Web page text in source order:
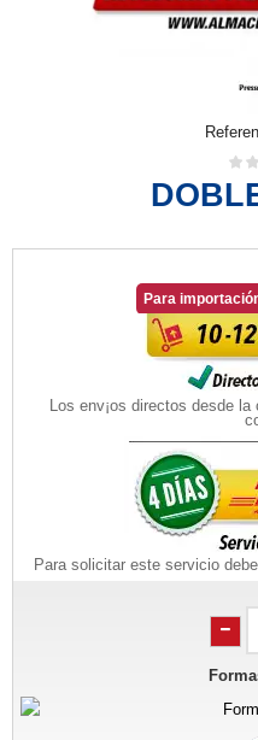
Para
Los env¡os directos desde
Para solicitar este servicio